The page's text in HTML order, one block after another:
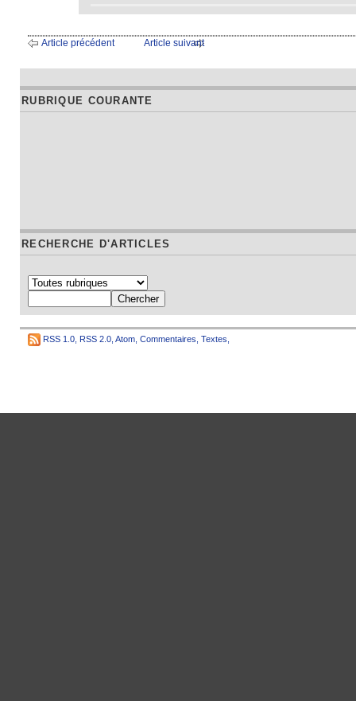
Article précédent Article suivant
RUBRIQUE COURANTE
RECHERCHE D'ARTICLES
RSS 1.0 RSS 2.0 Atom Commentaires Textes